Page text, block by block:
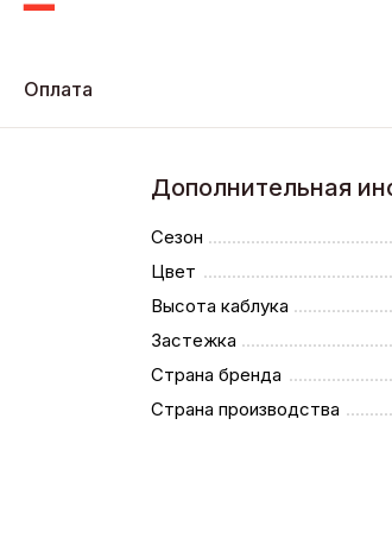
Оплата
Дополнительная
Сезон
Цвет
Высота каблука
Застежка
Страна бренда
Страна производства